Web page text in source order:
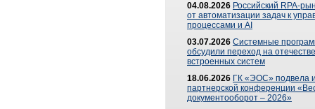
04.08.2026 Российский RPA-
от автоматизации задач к
процессами и AI
03.07.2026 Системные
обсудили переход на
встроенных систем
18.06.2026 ГК «ЭОС» подвела
партнерской конференции
документооборот – 2026»